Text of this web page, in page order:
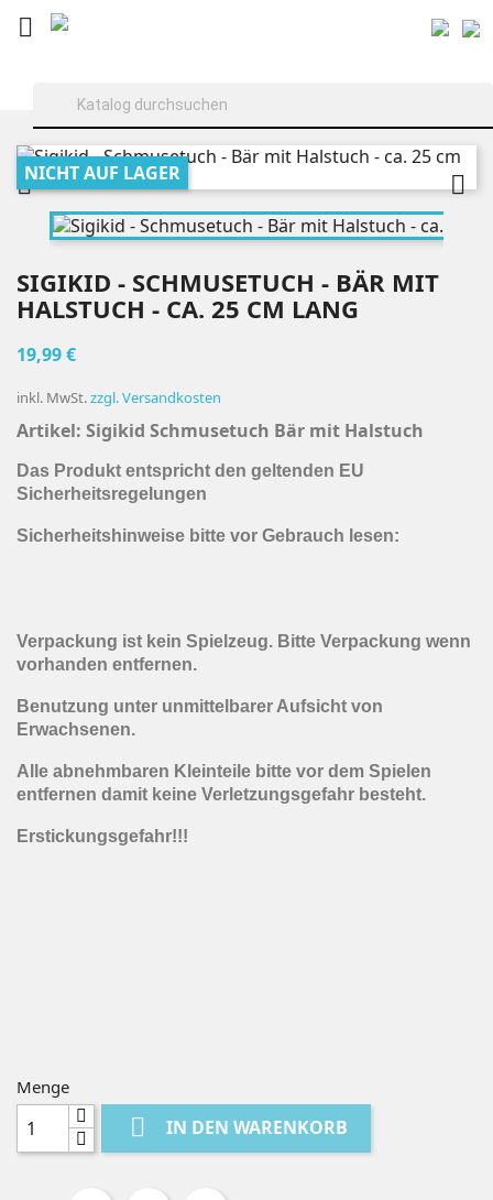

NICHT AUF LAGER
 
SIGIKID - SCHMUSETUCH - BÄR MIT
HALSTUCH - CA. 25 CM LANG
19,99 €
inkl. MwSt.zzgl. Versandkosten
Artikel: Sigikid Schmusetuch Bär mit Halstuch
Das Produkt entspricht den geltenden EU
Sicherheitsregelungen
Sicherheitshinweise bitte vor Gebrauch lesen:
Verpackung ist kein Spielzeug. Bitte Verpackung wenn
vorhanden entfernen.
Benutzung unter unmittelbarer Aufsicht von
Erwachsenen.
Alle abnehmbaren Kleinteile bitte vor dem Spielen
entfernen damit keine Verletzungsgefahr besteht.
Erstickungsgefahr!!!
Menge
 IN DEN WARENKORB